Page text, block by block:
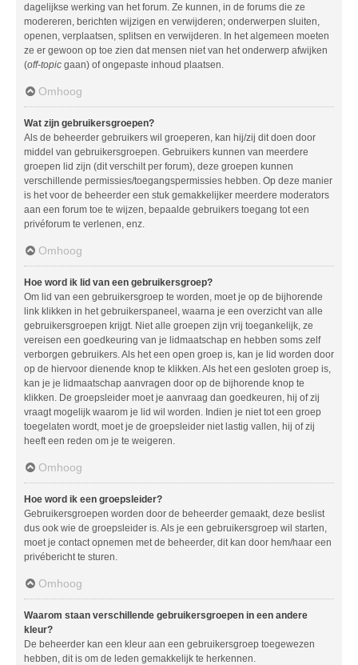
dagelijkse werking van het forum. Ze kunnen, in de forums die ze
modereren, berichten wijzigen en verwijderen; onderwerpen sluiten,
openen, verplaatsen, splitsen en verwijderen. In het algemeen moeten
ze er gewoon op toe zien dat mensen niet van het onderwerp afwijken
(off-topic gaan) of ongepaste inhoud plaatsen.
Omhoog
Wat zijn gebruikersgroepen?
Als de beheerder gebruikers wil groeperen, kan hij/zij dit doen door
middel van gebruikersgroepen. Gebruikers kunnen van meerdere
groepen lid zijn (dit verschilt per forum), deze groepen kunnen
verschillende permissies/toegangspermissies hebben. Op deze manier
is het voor de beheerder een stuk gemakkelijker meerdere moderators
aan een forum toe te wijzen, bepaalde gebruikers toegang tot een
privéforum te verlenen, enz.
Omhoog
Hoe word ik lid van een gebruikersgroep?
Om lid van een gebruikersgroep te worden, moet je op de bijhorende
link klikken in het gebruikerspaneel, waarna je een overzicht van alle
gebruikersgroepen krijgt. Niet alle groepen zijn vrij toegankelijk, ze
vereisen een goedkeuring van je lidmaatschap en hebben soms zelf
verborgen gebruikers. Als het een open groep is, kan je lid worden door
op de hiervoor dienende knop te klikken. Als het een gesloten groep is,
kan je je lidmaatschap aanvragen door op de bijhorende knop te
klikken. De groepsleider moet je aanvraag dan goedkeuren, hij of zij
vraagt mogelijk waarom je lid wil worden. Indien je niet tot een groep
toegelaten wordt, moet je de groepsleider niet lastig vallen, hij of zij
heeft een reden om je te weigeren.
Omhoog
Hoe word ik een groepsleider?
Gebruikersgroepen worden door de beheerder gemaakt, deze beslist
dus ook wie de groepsleider is. Als je een gebruikersgroep wil starten,
moet je contact opnemen met de beheerder, dit kan door hem/haar een
privébericht te sturen.
Omhoog
Waarom staan verschillende gebruikersgroepen in een andere
kleur?
De beheerder kan een kleur aan een gebruikersgroep toegewezen
hebben, dit is om de leden gemakkelijk te herkennen.